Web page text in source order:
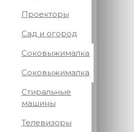
Проекторы
Сад и огород
Соковыжималка
Соковыжималка
Стиральные
машины
Телевизоры